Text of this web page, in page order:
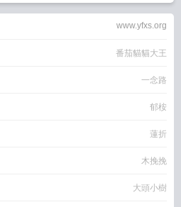
www.yfxs.org
番茄貓貓大王
一念路
郁桉
蓮折
木挽挽
大頭小樹